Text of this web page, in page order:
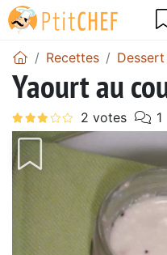
Recettes Dessert
Yaourt au